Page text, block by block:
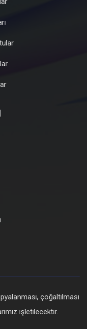
çoğaltılması
işletilecektir.